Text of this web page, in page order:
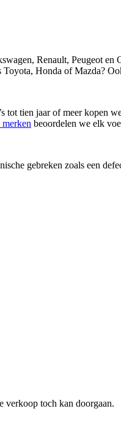
Renault, Peugeot en
Honda of Mazda?
tien jaar of meer kopen
beoordelen we elk
gebreken zoals een
verkoop toch kan doorgaan.